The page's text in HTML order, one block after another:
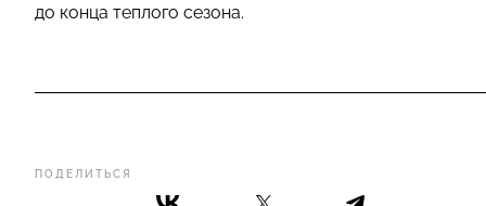
ПОДЕЛИТЬСЯ
до конца теплого сезона.